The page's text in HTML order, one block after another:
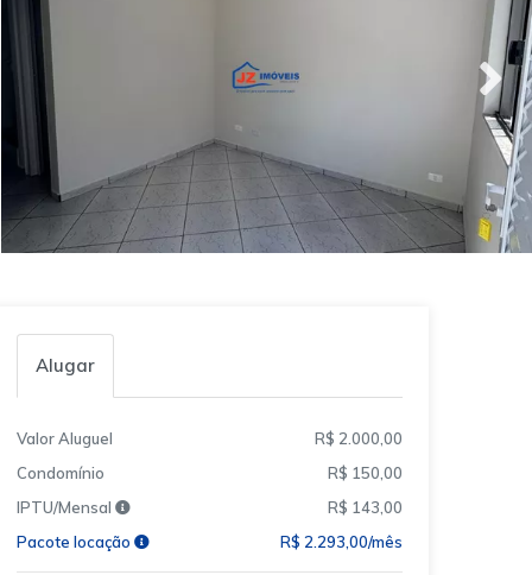
Alugar
Valor Aluguel
R$ 2.000,00
Condomínio
R$ 150,00
IPTU/Mensal
R$ 143,00
Pacote locação
R$ 2.293,00/mês